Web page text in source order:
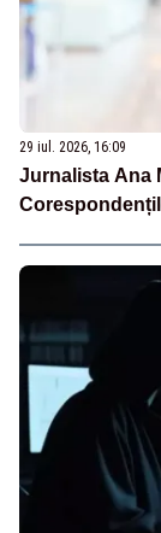
29 iul. 2026, 16:09
Jurnalista Ana